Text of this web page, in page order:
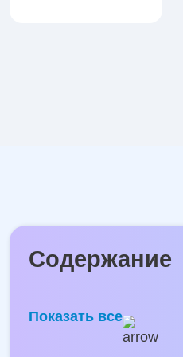
Содержание
Показать все